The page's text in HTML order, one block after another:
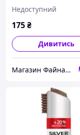
спрей для взуття та
аксесуарів
Недоступний
175₴
Дивитись
Магазин Файна майстерня